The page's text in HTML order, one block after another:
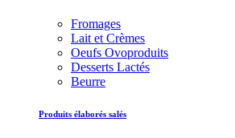
Fromages
Lait et Crèmes
Oeufs Ovoproduits
Desserts Lactés
Beurre
Produits élaborés salés